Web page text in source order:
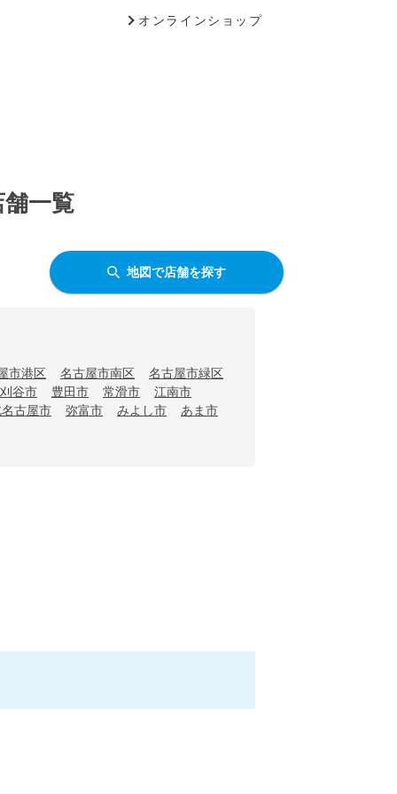
オンラインショップ
一覧
地図で店舗を探す
市港区 名古屋市南区
名古屋市緑区
刈谷市
豊田市 常滑市
江南市
古屋市
弥富市 みよし市 あま市